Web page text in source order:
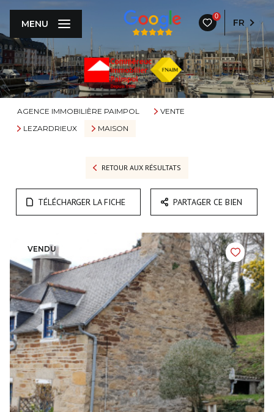
0
FR
MENU
AGENCE IMMOBILIÈRE PAIMPOL
VENTE
LEZARDRIEUX
MAISON
RETOUR AUX RÉSULTATS
TÉLÉCHARGER LA FICHE PARTAGER CE BIEN
VENDU